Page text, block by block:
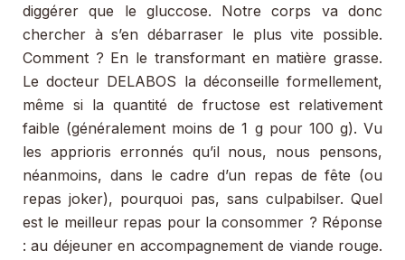
diggérer que le gluccose. Notre corps va donc
chercher à s’en débarraser le plus vite possible.
Comment ? En le transformant en matière grasse.
Le docteur DELABOS la déconseille formellement,
même si la quantité de fructose est relativement
faible (généralement moins de 1 g pour 100 g). Vu
les apprioris erronnés qu’il nous, nous pensons,
néanmoins, dans le cadre d’un repas de fête (ou
repas joker), pourquoi pas, sans culpabilser. Quel
est le meilleur repas pour la consommer ? Réponse
: au déjeuner en accompagnement de viande rouge.